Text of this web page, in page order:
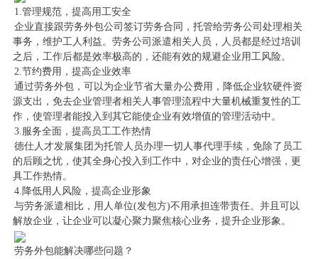
1.管理规范，提高用工安全
企业直接跟劳务外包公司签订劳务合同，托管给劳务公司处理相关
事务，维护工人利益。劳务公司派遣相关人员，人员都是经过培训
之后，工作后都是效率极高的，还能有效的规避企业用工风险。
2.节约费用，提高企业效率
通过劳务外包，可以为企业节省大量办公费用，降低企业软硬件资
源支出，免去企业管理者相关人事管理流程中大量机械重复性的工
作，使管理者能投入到其它能使企业有效增值的管理活动中。
3.服务全面，提高员工工作热情
德仕人才发展集团为托管人员办理一切人事代理手续，免除了员工
的后顾之忧，使其全身心投入到工作中，对企业的责任心增强，更
具工作热情。
4.降低用人风险，提高企业形象
与劳务派遣相比，用人单位(发包方)不用承担连带责任。并且可以
解放企业，让企业可以凝心聚力聚焦核心业务，提升企业形象。
劳务外包能解决哪些问题？